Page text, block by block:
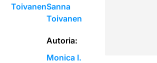
ToivanenSanna
Toivanen
Autoria:
Monica I.